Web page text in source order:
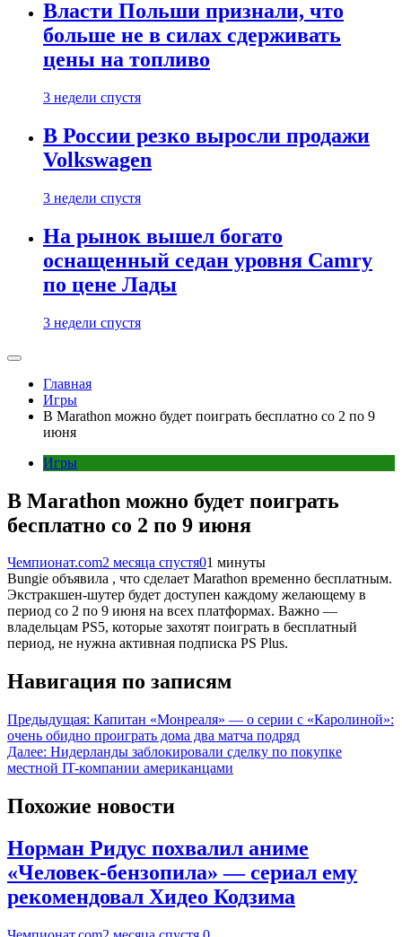
Власти Польши признали, что
больше не в силах сдерживать
цены на топливо
3 недели спустя
В России резко выросли продажи
Volkswagen
3 недели спустя
На рынок вышел богато
оснащенный седан уровня Camry
по цене Лады
3 недели спустя
Главная
Игры
В Marathon можно будет поиграть бесплатно со 2 по 9
июня
Игры
В Marathon можно будет поиграть
бесплатно со 2 по 9 июня
Чемпионат.com2 месяца спустя01 минуты
Bungie объявила , что сделает Marathon временно бесплатным.
Экстракшен-шутер будет доступен каждому желающему в
период со 2 по 9 июня на всех платформах. Важно —
владельцам PS5, которые захотят поиграть в бесплатный
период, не нужна активная подписка PS Plus.
Навигация по записям
Предыдущая: Капитан «Монреаля» — о серии с «Каролиной»:
очень обидно проиграть дома два матча подряд
Далее: Нидерланды заблокировали сделку по покупке
местной IT-компании американцами
Похожие новости
Норман Ридус похвалил аниме
«Человек-бензопила» — сериал ему
рекомендовал Хидео Кодзима